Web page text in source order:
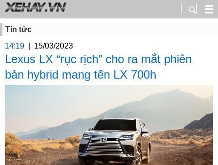
Tin tức
14:19
15/03/2023
Lexus LX “rục rịch” cho ra mắt phiên
bản hybrid mang tên LX 700h